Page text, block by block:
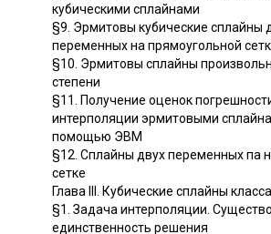
кубическими сплайнами
§9. Эрмитовы кубические сплайны
переменных на прямоугольной
§10. Эрмитовы сплайны
степени
§11. Получение оценок
интерполяции эрмитовыми
помощью ЭВМ
§12. Сплайны двух переменных па
сетке
Глава III. Кубические сплайны
§1. Задача интерполяции.
единственность решения